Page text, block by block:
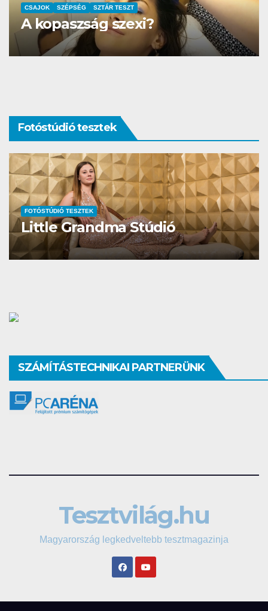
AUTÓ-MOTOR SZTÁR TESZT
DS3 és Zanzibár Rita
Fotóstúdió tesztek
FOTÓSTÚDIÓ TESZTEK
Studio Different
SZÁMÍTÁSTECHNIKAI PARTNERÜNK
Tesztvilág.hu
Magyarország legkedveltebb tesztmagazinja